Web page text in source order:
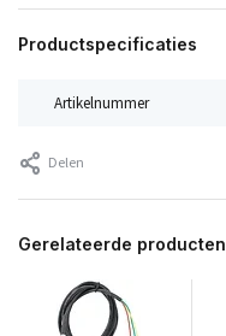
Productspecificaties
Artikelnummer
Delen
Gerelateerde producten